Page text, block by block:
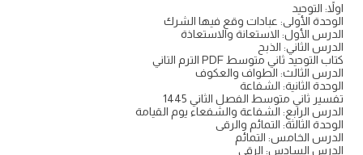
اولاً: التوحيد
الوحدة الأولى: عبادات وقع فيها الشرك
الدرس الأول: الاستعانة والاستعاذة
الدرس الثاني: الذبح
كتاب التوحيد ثاني متوسط PDF الترم التاني
الدرس الثالث: الطواف والعكوف
الوحدة الثانية: الشفاعة
تفسير ثاني متوسط الفصل الثاني 1445
الدرس الرابع: الشفاعة والشفعاء يوم القيامة
الوحدة الثالثة: التمائم والرقى
الدرس الخامس: التمائم
الدرس السادس: الرقى